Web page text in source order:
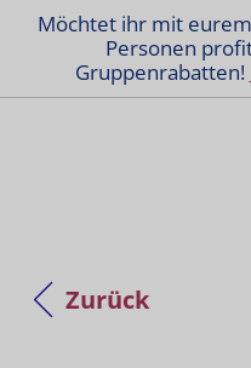
Möchtet ihr mit
Personen
Gruppenrabatten!
Zurück